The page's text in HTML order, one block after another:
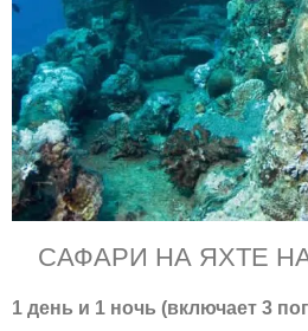
САФАРИ НА ЯХТЕ
1 день и 1 ночь (включает 3